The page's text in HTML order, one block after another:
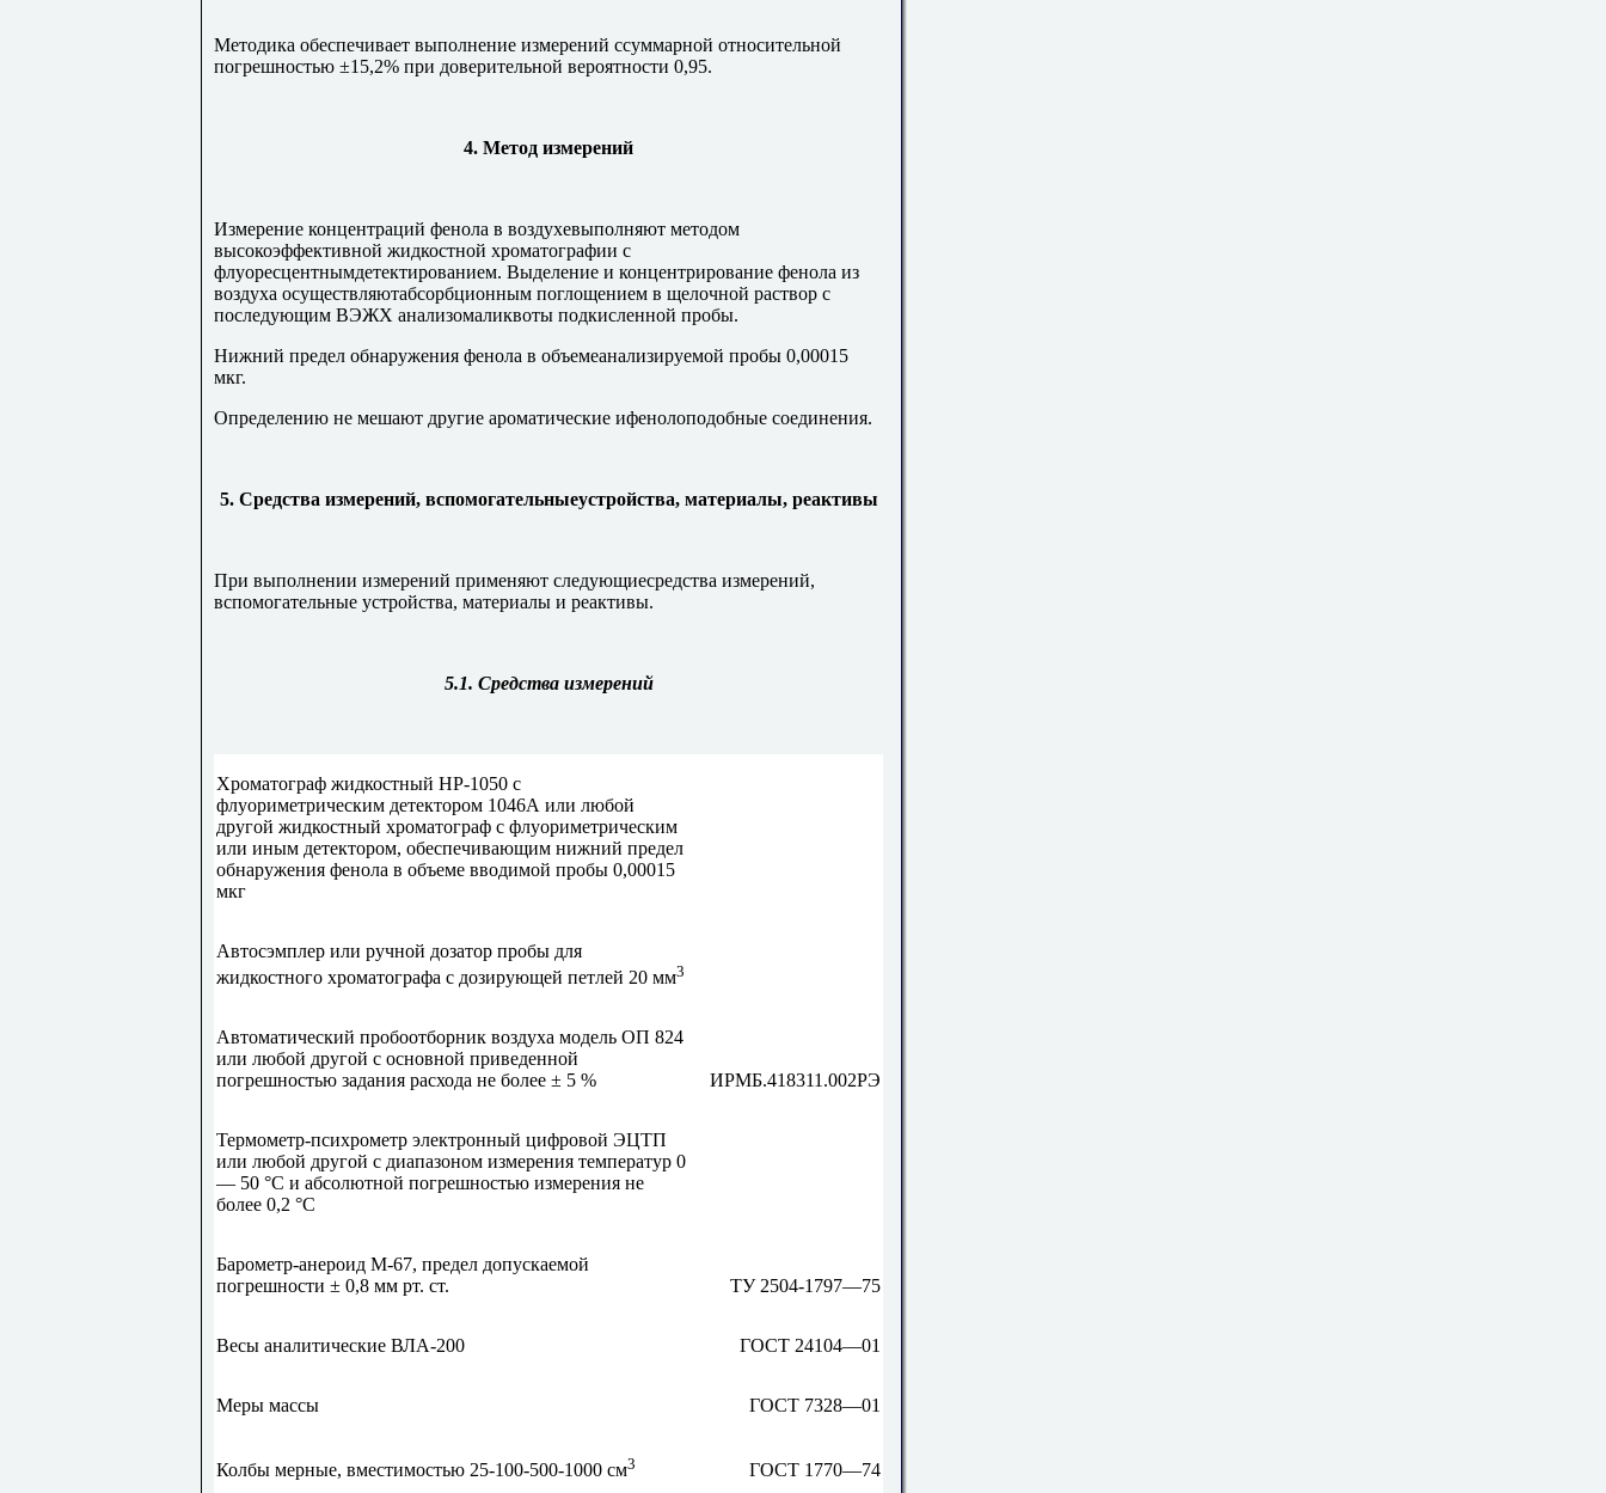
Методика обеспечивает выполнение измерений ссуммарной относительной
погрешностью ±15,2% при доверительной вероятности 0,95.
4. Метод измерений
Измерение концентраций фенола в воздухевыполняют методом
высокоэффективной жидкостной хроматографии с
флуоресцентнымдетектированием. Выделение и концентрирование фенола из
воздуха осуществляютабсорбционным поглощением в щелочной раствор с
последующим ВЭЖХ анализомаликвоты подкисленной пробы.
Нижний предел обнаружения фенола в объемеанализируемой пробы 0,00015
мкг.
Определению не мешают другие ароматические ифенолоподобные соединения.
5. Средства измерений, вспомогательныеустройства, материалы, реактивы
При выполнении измерений применяют следующиесредства измерений,
вспомогательные устройства, материалы и реактивы.
5.1. Средства измерений
Хроматограф жидкостный HP-1050 с
флуориметрическим детектором 1046А или любой
другой жидкостный хроматограф с флуориметрическим
или иным детектором, обеспечивающим нижний предел
обнаружения фенола в объеме вводимой пробы 0,00015
мкг
Автосэмплер или ручной дозатор пробы для
жидкостного хроматографа с дозирующей петлей 20 мм3
Автоматический пробоотборник воздуха модель ОП 824
или любой другой с основной приведенной
погрешностью задания расхода не более ± 5 %
ИРМБ.418311.002РЭ
Термометр-психрометр электронный цифровой ЭЦТП
или любой другой с диапазоном измерения температур 0
— 50 °С и абсолютной погрешностью измерения не
более 0,2 °С
Барометр-анероид М-67, предел допускаемой
погрешности ± 0,8 мм рт. ст.
ТУ 2504-1797—75
Весы аналитические ВЛА-200 ГОСТ 24104—01
Меры массы ГОСТ 7328—01
Колбы мерные, вместимостью 25-100-500-1000 см3 ГОСТ 1770—74